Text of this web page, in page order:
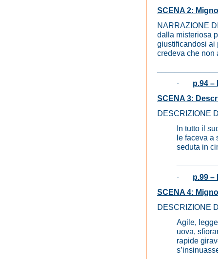
SCENA 2:
NARRAZIONE
dalla misteriosa
giustificandosi ai
credeva che non
· p.94 –
SCENA 3:
DESCRIZIONE
In tutto il
le faceva a
seduta in
· p.99 –
SCENA 4:
DESCRIZIONE
Agile,
uova,
rapide